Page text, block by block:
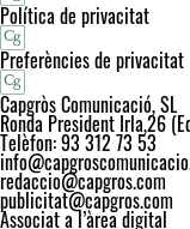
Política de privacitat
Preferències de privacitat
Capgròs Comunicació, SL
Ronda President Irla,26
Telèfon: 93 312 73 53
redaccio@capgros.com
publicitat@capgros.com
Associat a l’àrea digital